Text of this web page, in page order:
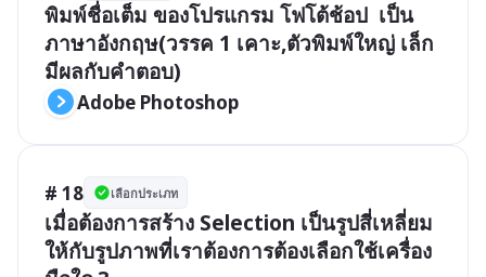
พิมพ์ชื่อเต็ม ของโปรแกรม โฟโต้ช้อป  เป็น
ภาษาอังกฤษ(วรรค 1 เคาะ,ตัวพิมพ์ใหญ่ เล็ก
มีผลกับคำตอบ)
Adobe Photoshop
# 18 เลือกประเภท
เมื่อต้องการสร้าง Selection เป็นรูปสี่เหลี่ยม
ให้กับรูปภาพที่เราต้องการต้องเลือกใช้เครื่อง